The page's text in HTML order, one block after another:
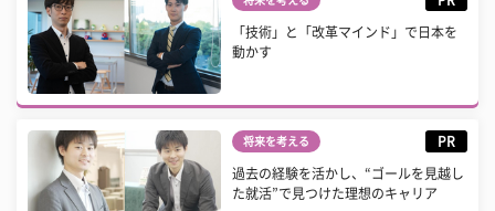
「技術」と「改革マインド」で日本を
動かす
将来を考える PR
過去の経験を活かし、“ゴールを見越し
た就活”で見つけた理想のキャリア